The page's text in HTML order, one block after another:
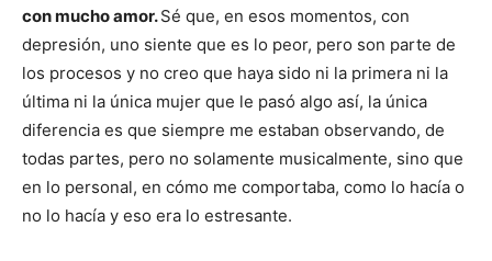
con mucho amor.Sé que, en esos momentos, con
depresión, uno siente que es lo peor, pero son parte de
los procesos y no creo que haya sido ni la primera ni la
última ni la única mujer que le pasó algo así, la única
diferencia es que siempre me estaban observando, de
todas partes, pero no solamente musicalmente, sino que
en lo personal, en cómo me comportaba, como lo hacía o
no lo hacía y eso era lo estresante.